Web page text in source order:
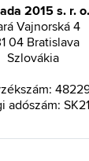
2015 s. r. o.
Vajnorská 4
04 Bratislava
Szlovákia
adószám: